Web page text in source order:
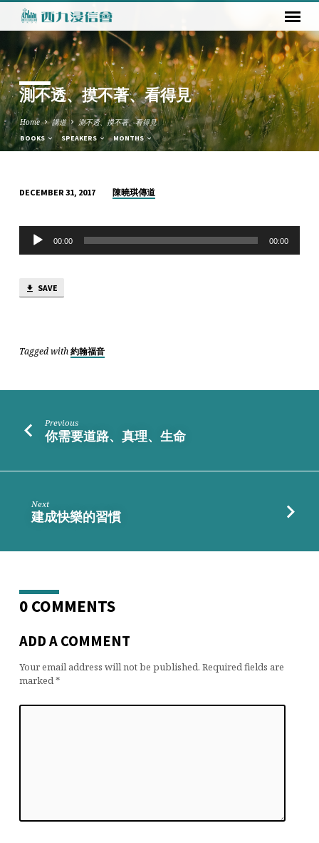
測不透、摸不著、看得見
Home 講道 測不透、摸不著、看得見
BOOKS SPEAKERS MONTHS
不
透、
摸
著、
見
DECEMBER 31, 2017 陳曉琪傳道
Audio
Player
00:00 00:00
SAVE
Tagged with 約翰福音
Previous
你需要道路、真理、生命
Next
建成快樂的習慣
0 COMMENTS
ADD A COMMENT
Your email address will not be published. Required fields are
marked*